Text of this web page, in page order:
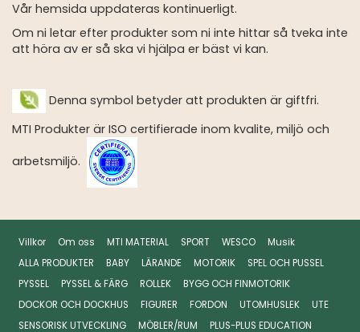
Vår hemsida uppdateras kontinuerligt.
Om ni letar efter produkter som ni inte hittar så tveka inte
att höra av er så ska vi hjälpa er bäst vi kan.
Denna symbol betyder att produkten är giftfri.
MTI Produkter är ISO certifierade inom kvalite, miljö och
arbetsmiljö.
Villkor Om oss MTI MATERIAL SPORT WESCO
Musik
ALLA PRODUKTER
BABY LÄRANDE MOTORIK
SPEL OCH PUSSEL
PYSSEL
PYSSEL & FÄRG ROLLEK
BYGG OCH FINMOTORIK
DOCKOR OCH DOCKHUS
FIGURER FORDON UTOMHUSLEK
UTE
SENSORISK UTVECKLING
MÖBLER/RUM PLUS-PLUS EDUCATION